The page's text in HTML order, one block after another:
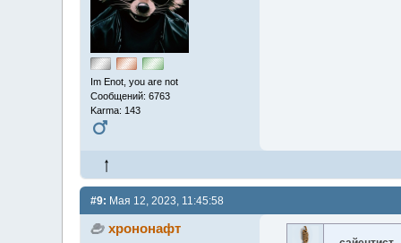
Im Enot, you are not
Сообщений: 6763
Karma: 143
#9: Мая 12, 2023, 11:45:58
хрононафт